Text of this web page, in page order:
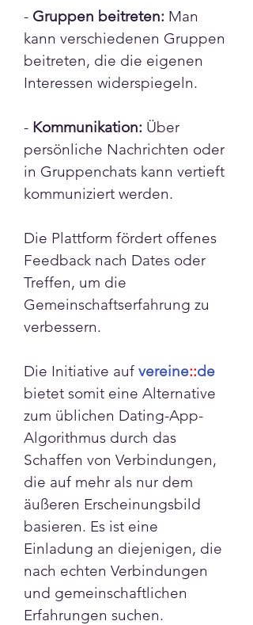
- Gruppen beitreten: Man
kann verschiedenen Gruppen
beitreten, die die eigenen
Interessen widerspiegeln.
- Kommunikation: Über
persönliche Nachrichten oder
in Gruppenchats kann vertieft
kommuniziert werden.
Die Plattform fördert offenes
Feedback nach Dates oder
Treffen, um die
Gemeinschaftserfahrung zu
verbessern.
Die Initiative auf vereine::de
bietet somit eine Alternative
zum üblichen Dating-App-
Algorithmus durch das
Schaffen von Verbindungen,
die auf mehr als nur dem
äußeren Erscheinungsbild
basieren. Es ist eine
Einladung an diejenigen, die
nach echten Verbindungen
und gemeinschaftlichen
Erfahrungen suchen.